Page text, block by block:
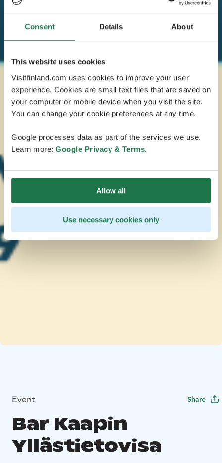
Consent Details About
This website uses cookies
Visitfinland.com uses cookies to improve your user
experience. Cookies are small text files that are saved on
your computer or mobile device when you visit the site.
You can change your cookie preferences at any time.
Google processes data as part of the services we use.
Learn more: Google Privacy & Terms.
Allow all
Use necessary cookies only
Event Share
Bar Kaapin
Yllästietovisa